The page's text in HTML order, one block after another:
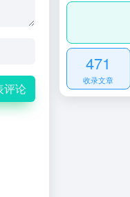
评论
471
收录文章